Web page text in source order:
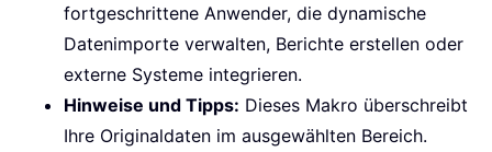
fortgeschrittene Anwender, die dynamische
Datenimporte verwalten, Berichte erstellen oder
externe Systeme integrieren.
Hinweise und Tipps: Dieses Makro überschreibt
Ihre Originaldaten im ausgewählten Bereich.